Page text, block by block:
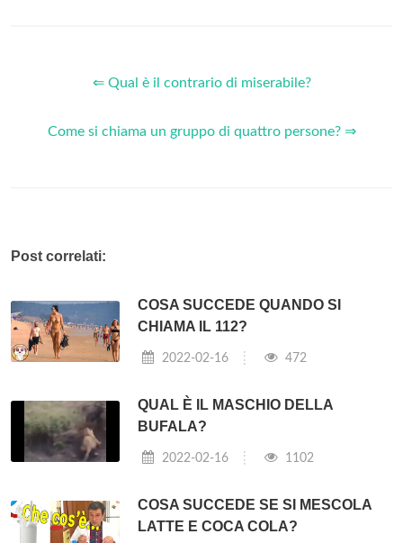
⇐ Qual è il contrario di miserabile?
Come si chiama un gruppo di quattro persone? ⇒
Post correlati:
COSA SUCCEDE QUANDO SI
CHIAMA IL 112?
2022-02-16 472
QUAL È IL MASCHIO DELLA
BUFALA?
2022-02-16 1102
COSA SUCCEDE SE SI MESCOLA
LATTE E COCA COLA?